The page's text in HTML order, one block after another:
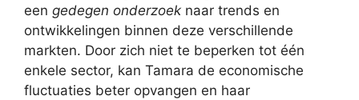
een gedegen onderzoek naar trends en
ontwikkelingen binnen deze verschillende
markten. Door zich niet te beperken tot één
enkele sector, kan Tamara de economische
fluctuaties beter opvangen en haar